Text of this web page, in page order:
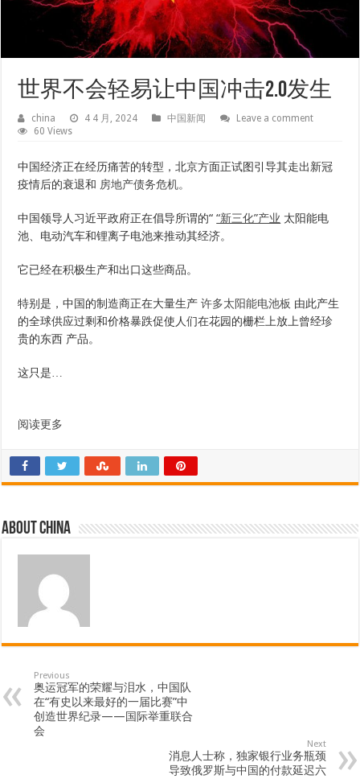
世界不会轻易让中国冲击2.0发生
china 4 4 月, 2024 中国新闻
Leave a comment
60 Views
中国经济正在经历痛苦的​​转型，北京方面正试图引导其走出新冠
疫情后的衰退和 房地产债务危机。
中国领导人习近平政府正在倡导所谓的““新三化”产业 太阳能电
池、电动汽车和锂离子电池来推动其经济。
它已经在积极生产和出口这些商品。
特别是，中国的制造商正在大量生产许多太阳能电池板 由此产生
的全球供应过剩和价格暴跌促使人们在花园的栅栏上放上曾经珍
贵的东西 产品。
这只是…
阅读更多
About china
Previous
奥运冠军的荣耀与泪水，中国队
在“有史以来最好的一届比赛”中
创造世界纪录——国际举重联合
会
Next
消息人士称，独家银行业务瓶颈
导致俄罗斯与中国的付款延迟六